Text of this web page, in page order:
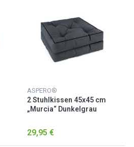
ASPERO®
2 Stuhlkissen 45x45 cm
„Murcia“ Dunkelgrau
29,95 €